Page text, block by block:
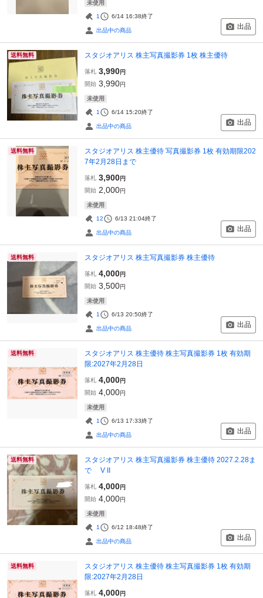
未使用
1 6/14 16:38終了
出品中の商品 出品
送料無料 スタジオアリス 株主写真撮影券 1枚 株主優待
落札 3,990円
開始 3,990円
未使用
1 6/14 15:20終了
出品中の商品 出品
送料無料
スタジオアリス 株主優待 写真撮影券 1枚 有効期限202
7年2月28日まで
落札 3,900円
開始 2,000円
未使用
12 6/13 21:04終了
出品中の商品 出品
送料無料 スタジオアリス 株主写真撮影券 株主優待
落札 4,000円
開始 3,500円
未使用
1 6/13 20:50終了
出品中の商品 出品
送料無料
スタジオアリス 株主優待 株主写真撮影券 1枚 有効期
限:2027年2月28日
落札 4,000円
開始 4,000円
未使用
1 6/13 17:33終了
出品中の商品 出品
送料無料
スタジオアリス 株主写真撮影券 株主優待 2027.2.28ま
で V II
落札 4,000円
開始 4,000円
未使用
1 6/12 18:48終了
出品中の商品 出品
送料無料
スタジオアリス 株主優待 株主写真撮影券 1枚 有効期
限:2027年2月28日
落札 4,000円